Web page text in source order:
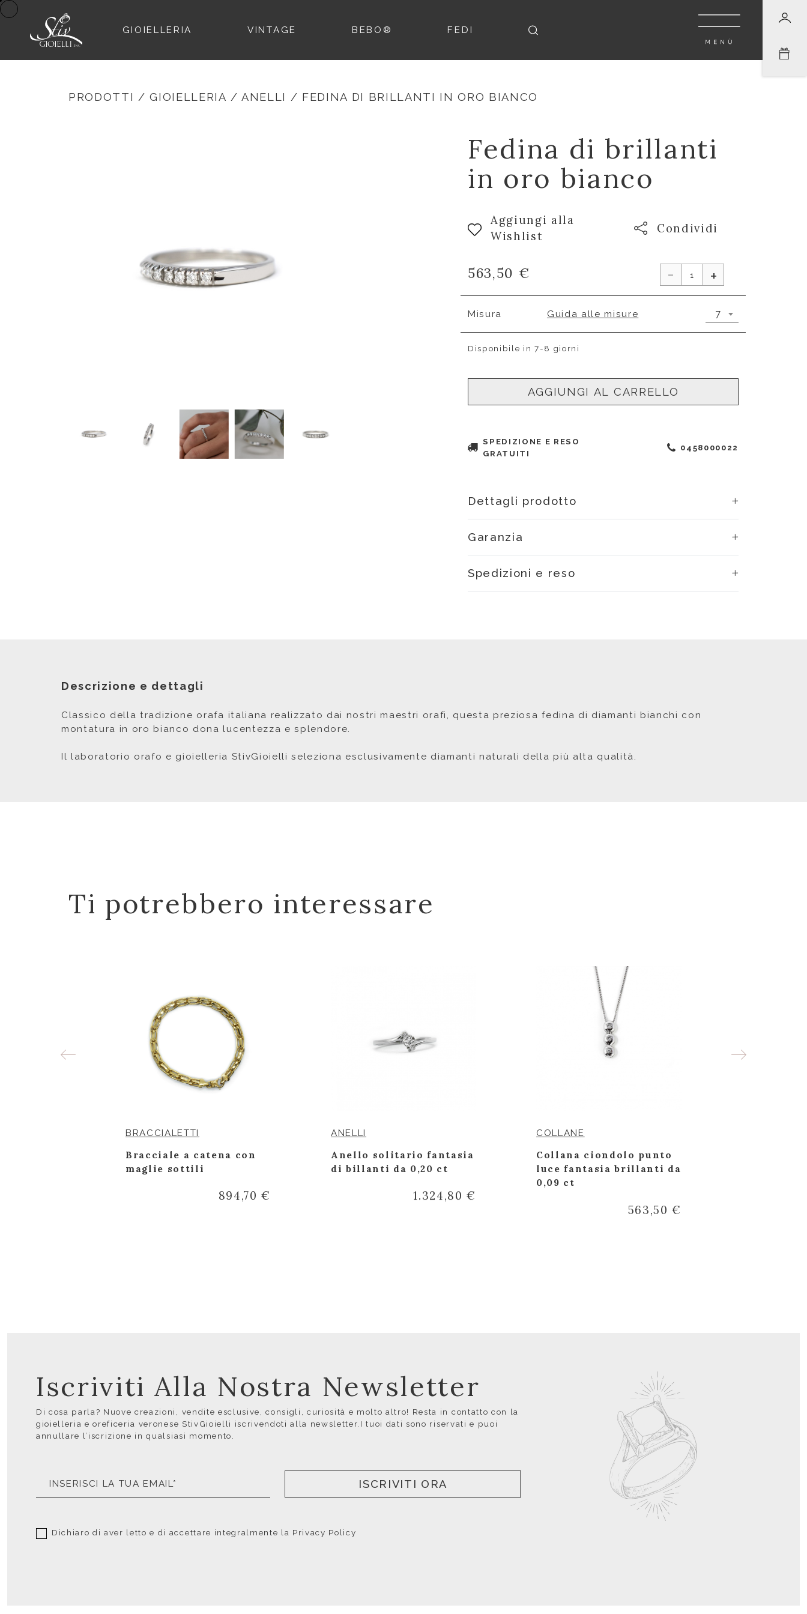
GIOIELLERIA VINTAGE BEBO® FEDI
PRODOTTI /GIOIELLERIA / ANELLI / FEDINA DI BRILLANTI IN ORO BIANCO
Fedina di brillanti
in oro bianco
Aggiungi alla
Wishlist
Condividi
563,50 € - +
Misura Guida alle misure 7
Disponibile in 7-8 giorni
AGGIUNGI AL CARRELLO
SPEDIZIONE E RESO
GRATUITI
0458000022
Dettagli prodotto
Garanzia
Spedizioni e reso
Descrizione e dettagli
Classico della tradizione orafa italiana realizzato dai nostri maestri orafi, questa preziosa fedina di diamanti bianchi con
montatura in oro bianco dona lucentezza e splendore.
Il laboratorio orafo e gioielleria StivGioielli seleziona esclusivamente diamanti naturali della più alta qualità.
Ti potrebbero interessare
BRACCIALETTI
Bracciale a catena con
maglie sottili
894,70 €
ANELLI
Anello solitario fantasia
di billanti da 0,20 ct
1.324,80 €
COLLANE
Collana ciondolo punto
luce fantasia brillanti da
0,09 ct
563,50 €
Iscriviti Alla Nostra Newsletter
Di cosa parla? Nuove creazioni, vendite esclusive, consigli, curiosità e molto altro! Resta in contatto con la
gioielleria e oreficeria veronese StivGioielli iscrivendoti alla newsletter.I tuoi dati sono riservati e puoi
annullare l’iscrizione in qualsiasi momento.
ISCRIVITI ORA
Dichiaro di aver letto e di accettare integralmente la Privacy Policy